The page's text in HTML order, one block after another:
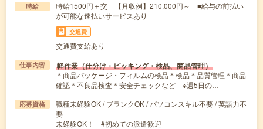
時給
時給1500円＋交 【月収例】210,000円～ ■給与の前払い
が可能な速払いサービスあり
交通費
交通費支給あり
仕事内容 軽作業（仕分け・ピッキング・検品、商品管理）
＊商品パッケージ・フィルムの検品＊検品＊品質管理＊商品
確認＊不良品検査＊安全チェックなど ※週5日の…
応募資格
職種未経験OK / ブランクOK / パソコンスキル不要 / 英語力不
要
未経験OK！ #初めての派遣歓迎